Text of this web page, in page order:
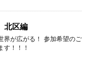
北区編
界が広がる！ 参加希望のご
す！！！